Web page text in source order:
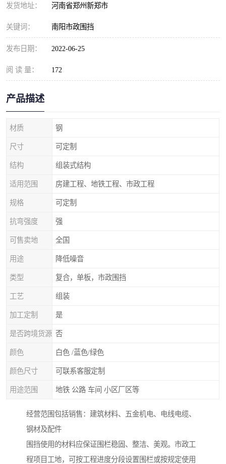
发货地址： 河南省郑州新郑市
关键词： 南阳市政围挡
发布日期： 2022-06-25
阅 读 量： 172
产品描述
材质 钢
尺寸 可定制
结构 组装式结构
适用范围 房建工程、地铁工程、市政工程
规格 可定制
抗弯强度 强
可售卖地 全国
用途 降低噪音
类型 复合，单板，市政围挡
工艺 组装
加工定制 是
是否跨境货源 否
颜色 白色 /蓝色/绿色
颜色尺寸 可联系客服定制
用途范围 地铁 公路 车间 小区厂区等
经营范围包括销售：建筑材料、五金机电、电线电缆、
钢材及配件
围挡使用的材料应保证围栏稳固、整洁、美观。市政工
程项目工地，可按工程进度分段设置围栏或按规定使用